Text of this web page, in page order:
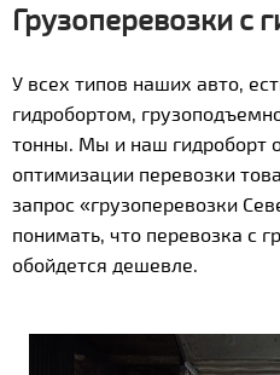
Грузоперевозки с
У всех типов наших авто,
гидробортом,
тонны. Мы и наш гидроборт
оптимизации перевозки
запрос «грузоперевозки
понимать, что перевозка с
обойдется дешевле.